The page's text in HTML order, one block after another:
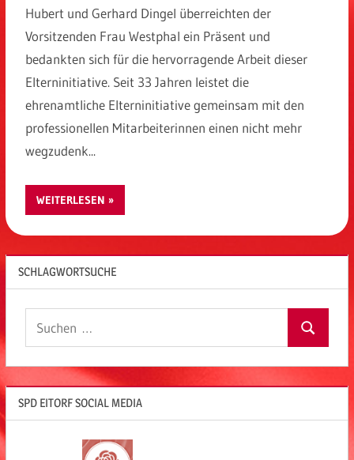
Hubert und Gerhard Dingel überreichten der
Vorsitzenden Frau Westphal ein Präsent und
bedankten sich für die hervorragende Arbeit dieser
Elterninitiative. Seit 33 Jahren leistet die
ehrenamtliche Elterninitiative gemeinsam mit den
professionellen Mitarbeiterinnen einen nicht mehr
wegzudenk...
WEITERLESEN
SCHLAGWORTSUCHE
Suchen
SPD EITORF SOCIAL MEDIA